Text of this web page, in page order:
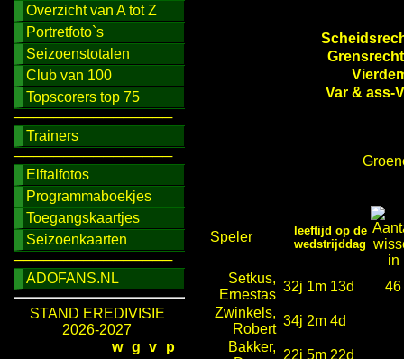
Overzicht van A tot Z
Portretfoto`s
Seizoenstotalen
Club van 100
Topscorers top 75
────────────────
Trainers
────────────────
Elftalfotos
Programmaboekjes
Toegangskaartjes
Seizoenkaarten
────────────────
ADOFANS.NL
STAND EREDIVISIE
2026-2027
w g v
p
Var & ass-
Speler
leeftijd op de
wedstrijddag
Setkus,
Ernestas
32j 1m 13d
46
Zwinkels,
Robert
34j 2m 4d
Bakker,
22j 5m 22d